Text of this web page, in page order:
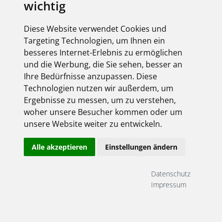
wichtig
Diese Website verwendet Cookies und
Targeting Technologien, um Ihnen ein
besseres Internet-Erlebnis zu ermöglichen
und die Werbung, die Sie sehen, besser an
Ihre Bedürfnisse anzupassen. Diese
Technologien nutzen wir außerdem, um
Ergebnisse zu messen, um zu verstehen,
woher unsere Besucher kommen oder um
unsere Website weiter zu entwickeln.
Alle akzeptieren Einstellungen ändern
Datenschutz
Impressum
Der Schutz Ihrer personenbezogenen Daten, wie z.B.
Geburtsdatum, Name, Telefonnummer, Anschrift etc., ist
uns ein wichtiges Anliegen.
Der Zweck dieser Datenschutzerklärung besteht darin,
Sie über die Verarbeitung Ihrer personenbezogenen
Daten zu informieren, die wir bei einem Seitenbesuch
von Ihnen sammeln.
Unsere Datenschutzpraxis steht im Einklang mit den
gesetzlichen Regelungen der
Die nachfolgende Datenschutzerklärung dient der